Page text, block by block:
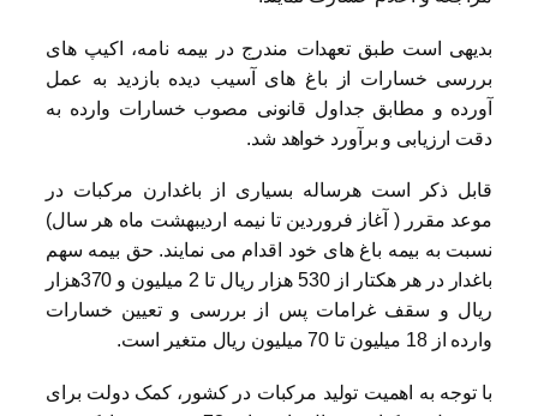
بدیهی است طبق تعهدات مندرج در بیمه نامه، اکیپ های
بررسی خسارات از باغ های آسیب دیده بازدید به عمل
آورده و مطابق جداول قانونی مصوب خسارات وارده به
دقت ارزیابی و برآورد خواهد شد.
قابل ذکر است هرساله بسیاری از باغدارن مرکبات در
موعد مقرر ( آغاز فروردین تا نیمه اردیبهشت ماه هر سال)
نسبت به بیمه باغ های خود اقدام می نمایند. حق بیمه سهم
باغدار در هر هکتار از 530 هزار ریال تا 2 میلیون و 370هزار
ریال و سقف غرامات پس از بررسی و تعیین خسارات
وارده از 18 میلیون تا 70 میلیون ریال متغیر است.
با توجه به اهمیت تولید مرکبات در کشور، کمک دولت برای